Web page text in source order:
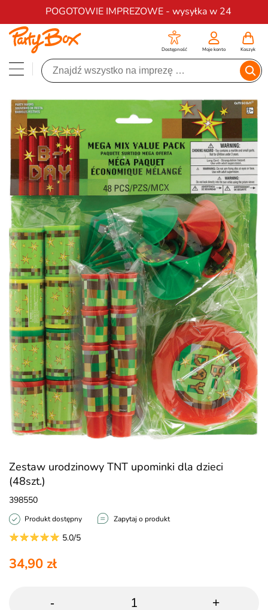
POGOTOWIE IMPREZOWE - wysyłka w 24
Darmowa dostawa na zamówienia od 200 zł
Dostępność Moje konto Koszyk
Zestaw urodzinowy TNT upominki dla dzieci
(48szt.)
398550
Produkt dostępny Zapytaj o produkt
5.0/5
34,90 zł
- +